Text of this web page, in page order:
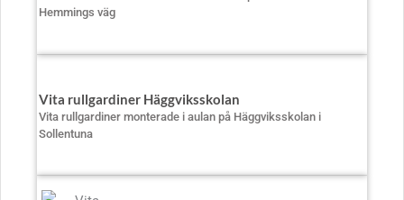
Hemmings väg
Vita rullgardiner Häggviksskolan
Vita rullgardiner monterade i aulan på Häggviksskolan i
Sollentuna